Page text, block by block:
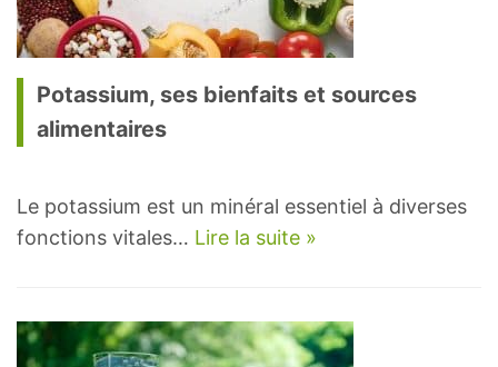
Potassium, ses bienfaits et sources
alimentaires
Le potassium est un minéral essentiel à diverses
fonctions vitales… Lire la suite »